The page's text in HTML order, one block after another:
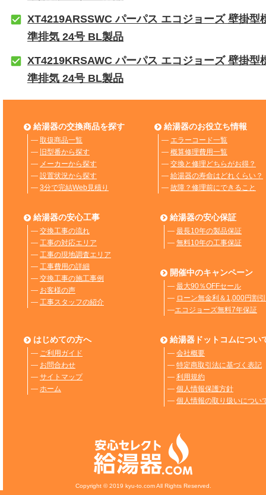
XT4219ARSSWC パーパス エコジョーズ 壁掛型
準排気 24号 BL製品
XT4219KRSAWC パーパス エコジョーズ 壁掛型
準排気 24号 BL製品
給湯器の交換商品を探す
― 取扱商品一覧
― 旧型番から探す
― メーカーから探す
― 設置状況から探す
― 3分で完結Web見積り
給湯器のお役立ち情報
― エラーコード一覧
― 概算修理費用一覧
― 交換と修理どちらがお得？
― 給湯器の寿命はどれくらい？
― 故障？修理前にできること
給湯器の安心工事
― 交換工事の流れ
― 工事の対応エリア
― 工事の現地調査エリア
― 工事費用の詳細
― 交換工事の施工事例
― お客様の声
― 工事スタッフの紹介
給湯器の安心保証
― 最長10年の製品保証
― 無料10年の工事保証
開催中のキャンペーン
― 最大90％OFFセール
― ローン無金利＆1,000円割引
―エコジョーズ無料7年保証
はじめての方へ
― ご利用ガイド
― お問合わせ
― サイトマップ
― ホーム
給湯器ドットコムについ
― 会社概要
― 特定商取引法に基づく表記
― 利用規約
― 個人情報保護方針
― 個人情報の取り扱いについ
Copyright © 2019 kyu-to.com All Rights Reserved.